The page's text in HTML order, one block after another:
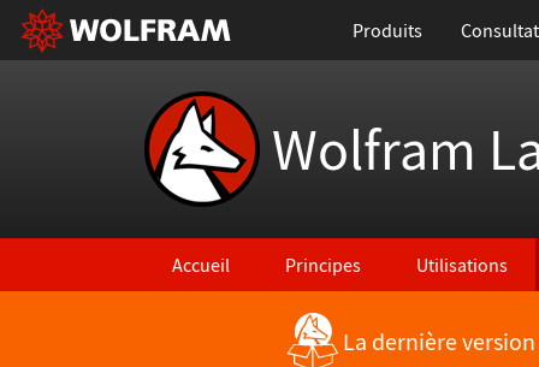
Produits
Wolfram
Accueil Principes Utilisations
La dernière